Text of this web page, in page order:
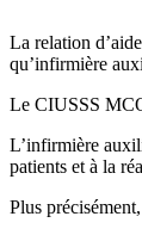
La relation
qu’infirmière
Le CIUSSS
L’infirmière
patients et à la
Plus